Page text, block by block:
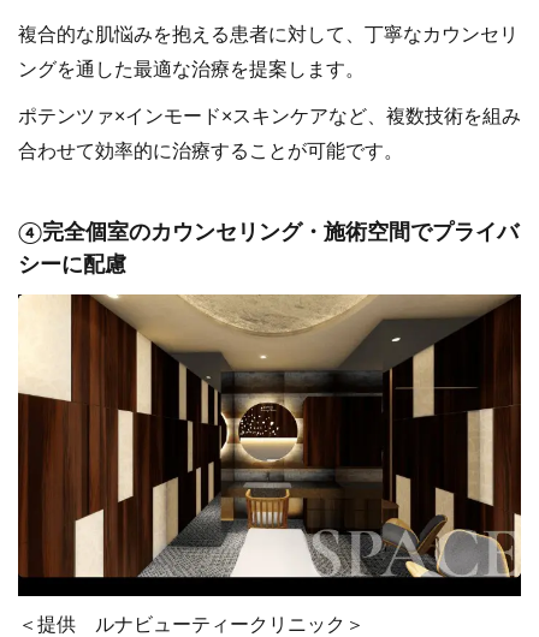
複合的な肌悩みを抱える患者に対して、丁寧なカウンセリ
ングを通した最適な治療を提案します。
ポテンツァ×インモード×スキンケアなど、複数技術を組み
合わせて効率的に治療することが可能です。
④完全個室のカウンセリング・施術空間でプライバ
シーに配慮
＜提供 ルナビューティークリニック＞